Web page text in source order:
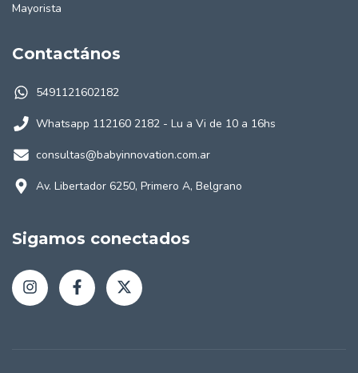
Mayorista
Contactános
5491121602182
Whatsapp 112160 2182 - Lu a Vi de 10 a 16hs
consultas@babyinnovation.com.ar
Av. Libertador 6250, Primero A, Belgrano
Sigamos conectados